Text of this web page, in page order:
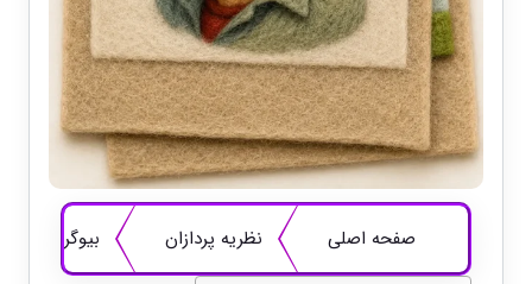
صفحه اصلی نظریه پردازان بیوگرافی